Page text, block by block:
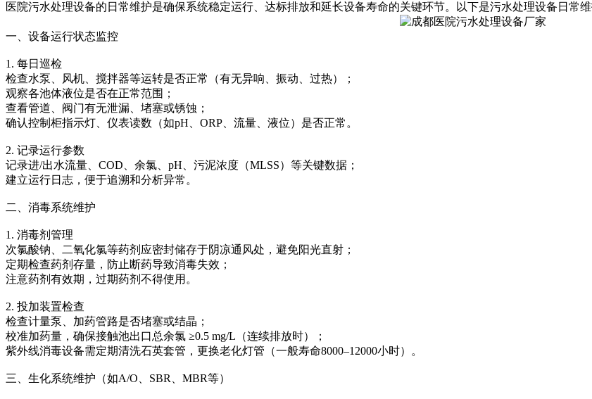
医院污水处理设备的日常维护是确保系统稳定运行、达标排放和延长设备寿命的关键环节。以下是污水处理设备日常
一、设备运行状态监控
1. 每日巡检
检查水泵、风机、搅拌器等运转是否正常（有无异响、振动、过热）；
观察各池体液位是否在正常范围；
查看管道、阀门有无泄漏、堵塞或锈蚀；
确认控制柜指示灯、仪表读数（如pH、ORP、流量、液位）是否正常。
2. 记录运行参数
记录进/出水流量、COD、余氯、pH、污泥浓度（MLSS）等关键数据；
建立运行日志，便于追溯和分析异常。
二、消毒系统维护
1. 消毒剂管理
次氯酸钠、二氧化氯等药剂应密封储存于阴凉通风处，避免阳光直射；
定期检查药剂存量，防止断药导致消毒失效；
注意药剂有效期，过期药剂不得使用。
2. 投加装置检查
检查计量泵、加药管路是否堵塞或结晶；
校准加药量，确保接触池出口总余氯 ≥0.5 mg/L（连续排放时）；
紫外线消毒设备需定期清洗石英套管，更换老化灯管（一般寿命8000–12000小时）。
三、生化系统维护（如A/O、SBR、MBR等）